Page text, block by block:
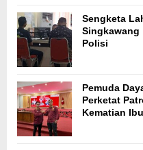
Sengketa
Singkawang
Polisi
Pemuda
Perketat
Kematian